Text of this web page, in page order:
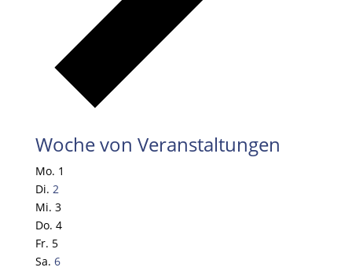
Woche von Veranstaltungen
Mo. 1
Di. 2
Mi. 3
Do. 4
Fr. 5
Sa. 6